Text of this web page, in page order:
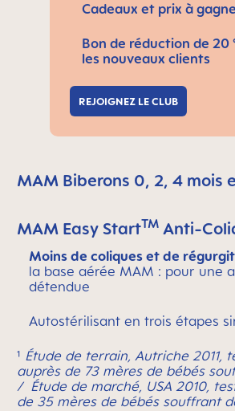
Cadeaux et prix à
Bon de réduction de 20
les nouveaux clients
REJOIGNEZ LE CLUB
MAM Biberons 0, 2, 4 mois
MAM Easy StartTM Anti-
Moins de coliques et de
la base aérée MAM : pour une
détendue
Autostérilisant en trois étapes
¹ Étude de terrain, Autriche 2011,
auprès de 73 mères de bébés
/ Étude de marché, USA 2010,
de 35 mères de bébés souffrant